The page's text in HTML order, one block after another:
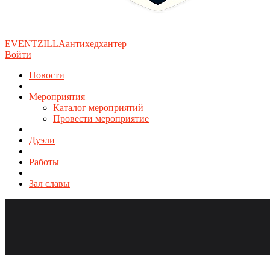
EVENTZILLAантихедхантер
Войти
Новости
|
Мероприятия
Каталог мероприятий
Провести мероприятие
|
Дуэли
|
Работы
|
Зал славы